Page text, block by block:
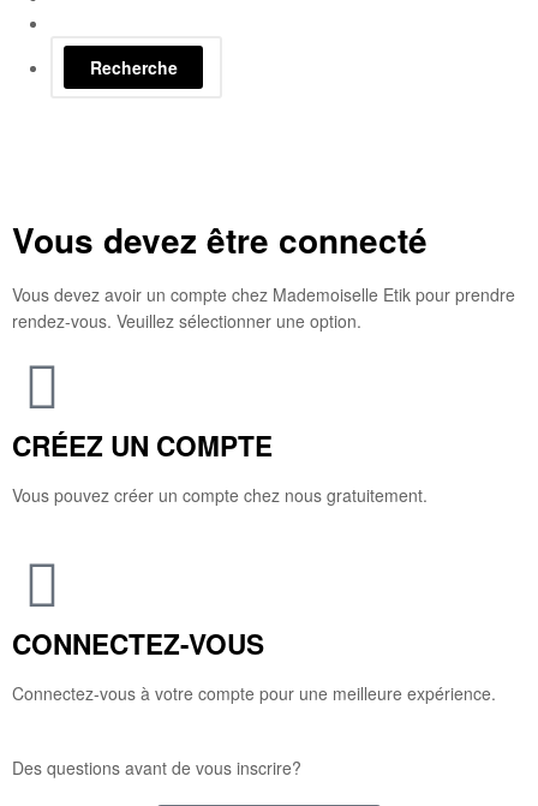
Recherche
Vous devez être connecté
Vous devez avoir un compte chez Mademoiselle Etik pour prendre
rendez-vous. Veuillez sélectionner une option.
CRÉEZ UN COMPTE
Vous pouvez créer un compte chez nous gratuitement.
CONNECTEZ-VOUS
Connectez-vous à votre compte pour une meilleure expérience.
Des questions avant de vous inscrire?